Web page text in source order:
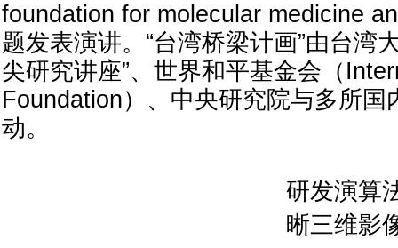
foundation for molecular medicine
题发表演讲。“台湾桥梁计画”由台湾
尖研究讲座”、世界和平基金会（
Foundation）、中央研究院与多所国
动。
研发演算
晰三维影